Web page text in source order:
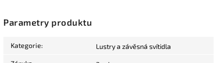
Parametry produktu
Kategorie: Lustry a závěsná svítidla